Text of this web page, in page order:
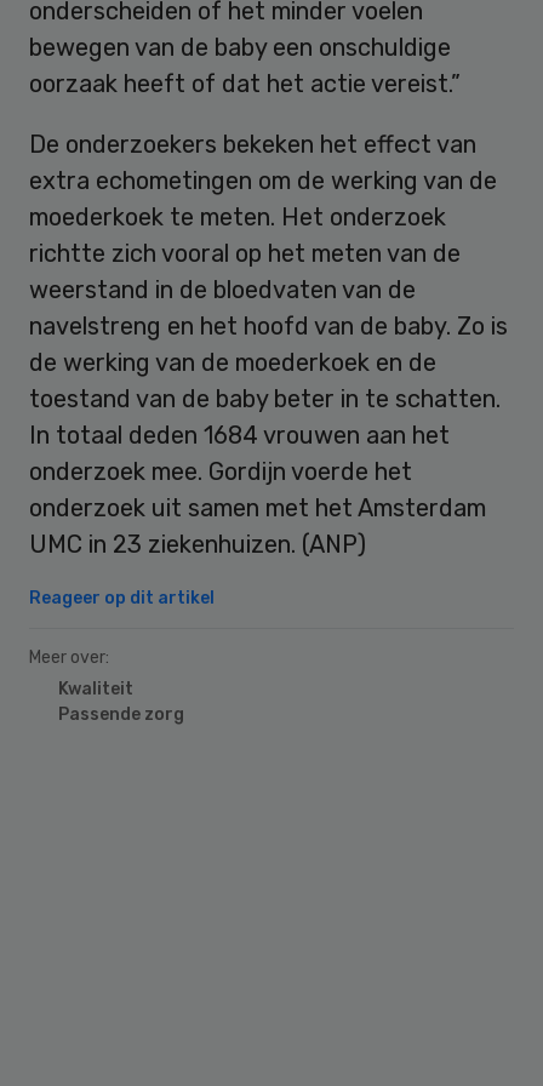
onderscheiden of het minder voelen
bewegen van de baby een onschuldige
oorzaak heeft of dat het actie vereist.”
De onderzoekers bekeken het effect van
extra echometingen om de werking van de
moederkoek te meten. Het onderzoek
richtte zich vooral op het meten van de
weerstand in de bloedvaten van de
navelstreng en het hoofd van de baby. Zo is
de werking van de moederkoek en de
toestand van de baby beter in te schatten.
In totaal deden 1684 vrouwen aan het
onderzoek mee. Gordijn voerde het
onderzoek uit samen met het Amsterdam
UMC in 23 ziekenhuizen. (ANP)
Reageer op dit artikel
Meer over:
Kwaliteit
Passende zorg